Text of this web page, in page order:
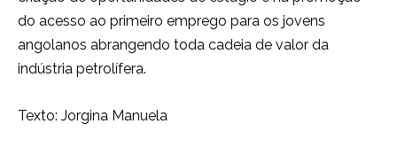
do acesso ao primeiro emprego para os jovens
angolanos abrangendo toda cadeia de valor da
indústria petrolífera.
Texto: Jorgina Manuela